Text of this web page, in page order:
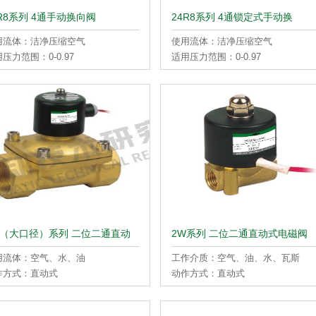
系列 4通手动换向阀
流体：洁净压缩空气
压力范围：0-0.97
：1.5
温度：5-60
转动角度：90
截面积：15 17 50 55
24R8系列 4通锁定式手动换
使用流体：洁净压缩空气
适用压力范围：0-0.97
耐压：1.5
流体温度：5-60°C
最大转动角度：90
有效截面积：17 50 55
大口径）系列 二位二通直动
流体：空气、水、油
方式：直动式
使用压力：0.5MPa
适用压力：1.0MPa
2W系列 二位二通直动式电磁阀
工作介质：空气、油、水、瓦斯
动作方式：直动式
型式：常闭型
使用流体黏滞度：20CST以下